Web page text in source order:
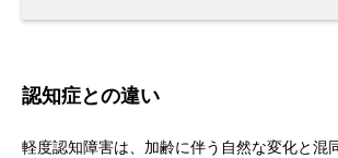
認知症との違い
軽度認知障害は、加齢に伴う自然な変化と混